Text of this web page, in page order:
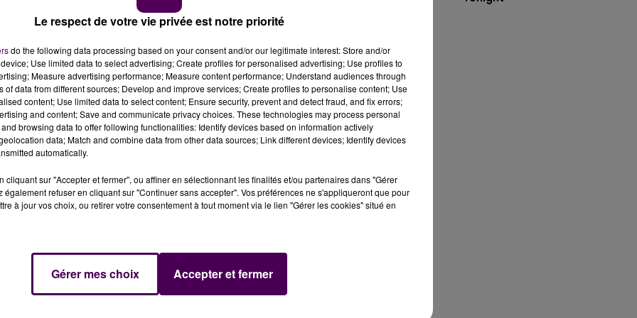
ce vendredi 23 octobre, 883 décès de
le début de l'épidémie.
Pays-de-la-Loire. Le taux d’incidence de 150 cas de
au niveau régional-, est d'ores et déjà franchi en Loire-
ce dernier département étant d'ailleurs passé en
en place d’un
des mesures administratives supplémentaires ont
l'Agence régionale de santé des Pays-de-la-Loire
par le coronavirus depuis le début de
l'hôpital en Loire-Atlantique, 161 en Maine-et-Loire, 102
Le respect de votre vie privée est notre priorité
do the following data processing based on your consent and/or our legitimate interest: Store and/or
Use limited data to select advertising; Create profiles for personalised advertising; Use profiles to
Measure advertising performance; Measure content performance; Understand audiences through
of data from different sources; Develop and improve services; Create profiles to personalise content; Use
content; Use limited data to select content; Ensure security, prevent and detect fraud, and fix errors;
and content; Save and communicate privacy choices. These technologies may process personal
browsing data to offer following functionalities: Identify devices based on information actively
data; Match and combine data from other data sources; Link different devices; Identify devices
automatically.
cliquant sur "Accepter et fermer", ou affiner en sélectionnant les finalités et/ou partenaires dans "Gérer
également refuser en cliquant sur "Continuer sans accepter". Vos préférences ne s'appliqueront que pour
à jour vos choix, ou retirer votre consentement à tout moment via le lien "Gérer les cookies" situé en
Gérer mes choix Accepter et fermer